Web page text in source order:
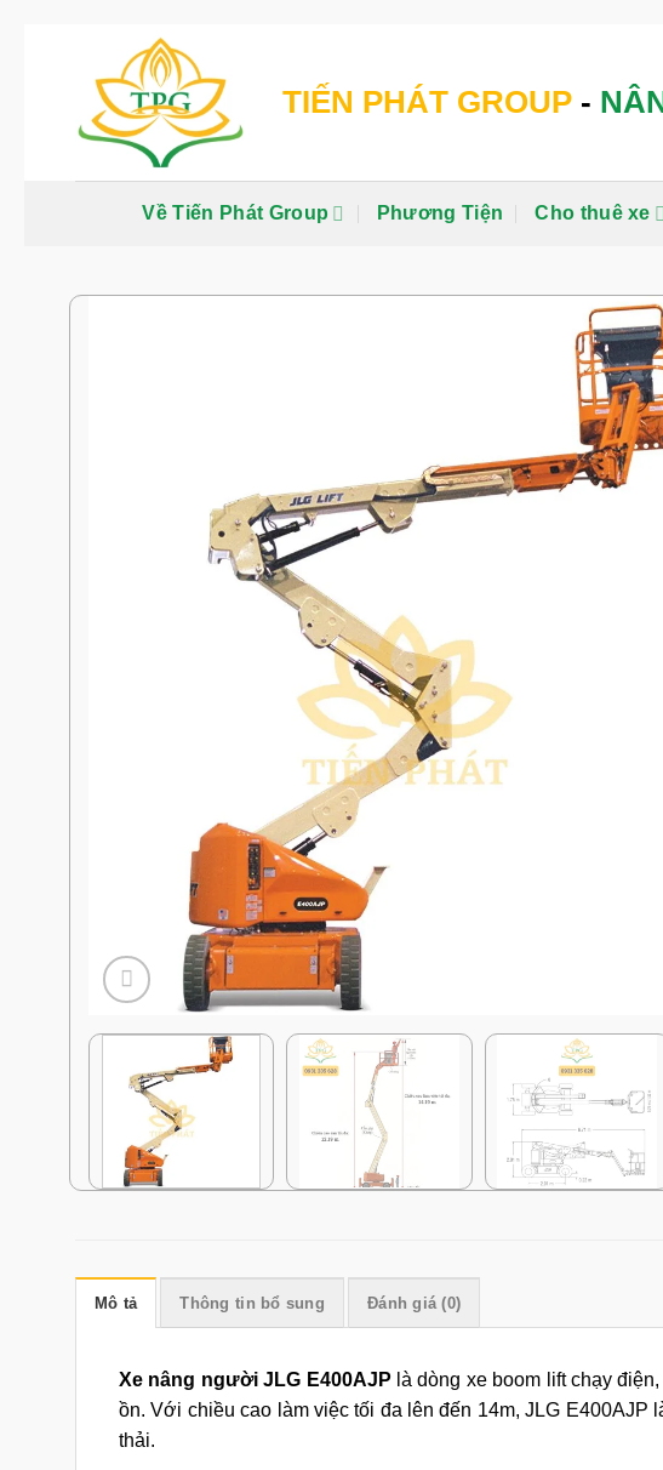
TIẾN PHÁT GROUP -
Về Tiến Phát Group Phương Tiện Cho thuê xe
Mô tả Thông tin bổ sung Đánh giá (0)
Xe nâng người JLG E400AJP là dòng xe boom lift chạy
ồn. Với chiều cao làm việc tối đa lên đến 14m, JLG
thải.